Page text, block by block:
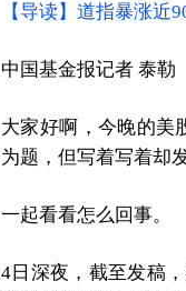
【导读】道指暴涨近
中国基金报记者 泰勒
大家好啊，今晚的美
为题，但写着写着却
一起看看怎么回事。
4日深夜，截至发稿